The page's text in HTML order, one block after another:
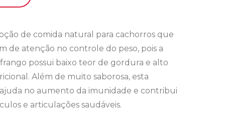
de comida natural para cachorros que
de atenção no controle do peso, pois a
possui baixo teor de gordura e alto
Além de muito saborosa, esta
no aumento da imunidade e contribui
e articulações saudáveis.